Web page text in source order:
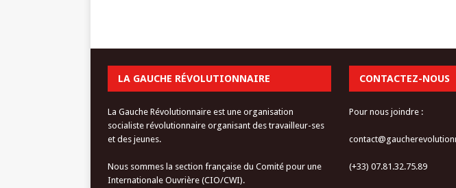
LA GAUCHE RÉVOLUTIONNAIRE
La Gauche Révolutionnaire est une organisation
socialiste révolutionnaire organisant des travailleur-ses
et des jeunes.
Nous sommes la section française du Comité pour une
Internationale Ouvrière (CIO/CWI).
CONTACTEZ-NOUS
Pour nous joindre :
(+33) 07.81.32.75.89